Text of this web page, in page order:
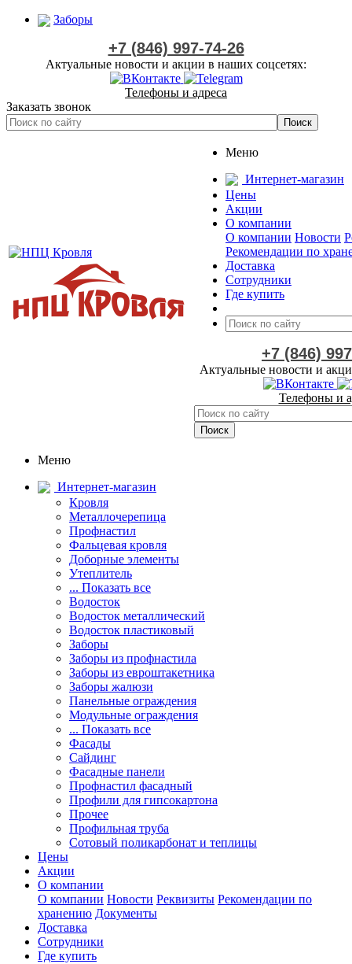
Заборы
+7 (846) 997-74-26
Актуальные новости и акции в наших соцсетях:
Телефоны и адреса
Заказать звонок
Меню
Интернет-магазин
Цены
Акции
О компании
О компании Новости
Рекомендации по
Доставка
Сотрудники
Где купить
+7 (846)
Актуальные новости и
Телефоны и
Меню
Интернет-магазин
Кровля
Металлочерепица
Профнастил
Фальцевая кровля
Доборные элементы
Утеплитель
... Показать все
Водосток
Водосток металлический
Водосток пластиковый
Заборы
Заборы из профнастила
Заборы из евроштакетника
Заборы жалюзи
Панельные ограждения
Модульные ограждения
... Показать все
Фасады
Сайдинг
Фасадные панели
Профнастил фасадный
Профили для гипсокартона
Прочее
Профильная труба
Сотовый поликарбонат и теплицы
Цены
Акции
О компании
О компании Новости Реквизиты Рекомендации по
хранению Документы
Доставка
Сотрудники
Где купить